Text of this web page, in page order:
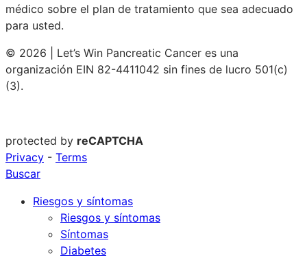
médico sobre el plan de tratamiento que sea adecuado
para usted.
© 2026 | Let’s Win Pancreatic Cancer es una
organización EIN 82-4411042 sin fines de lucro 501(c)
(3).
protected by reCAPTCHA
Privacy - Terms
Buscar
Riesgos y síntomas
Riesgos y síntomas
Síntomas
Diabetes